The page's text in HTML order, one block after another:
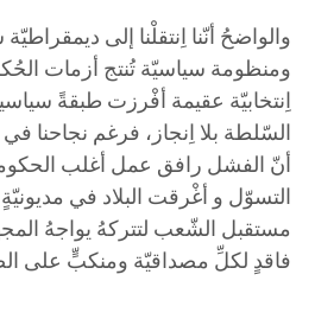
والواضحُ أنّنا اِنتقلْنا إلى
ومنظومة سياسيّة تُنتج أزمات
اِنتخابيّة عقيمة أفْرزت طبقةً
السّلطة بلا اِنجاز، فرغم نجاحنا
أنّ الفشل رافق عمل أغلب
التسوّل و أغْرقت البلاد في
مستقبل الشّعب لتتركهُ يواجهُ
فاقدٍ لكلِّ مصداقيّة ومنكبٍّ على